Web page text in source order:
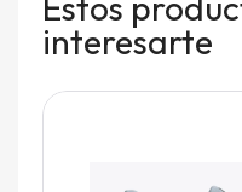
interesarte